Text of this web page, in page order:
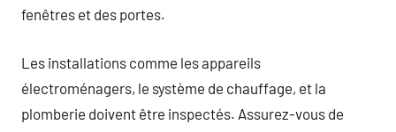
fenêtres et des portes.
Les installations comme les appareils
électroménagers, le système de chauffage, et la
plomberie doivent être inspectés. Assurez-vous de